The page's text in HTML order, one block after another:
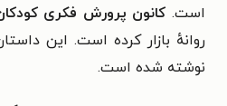
است. کانون پرورش فکری
روانهٔ بازار کرده است. این
نوشته شده است.